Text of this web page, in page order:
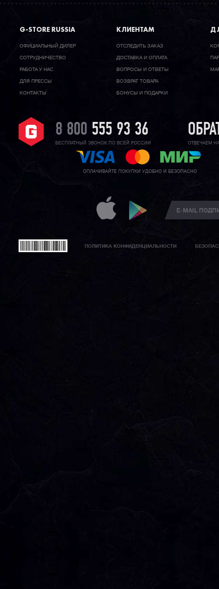
G-STORE RUSSIA
ОФИЦИАЛЬНЫЙ ДИЛЕР
CОТРУДНИЧЕСТВО
РАБОТА У НАС
ДЛЯ ПРЕССЫ
КОНТАКТЫ
КЛИЕНТАМ
ОТСЛЕДИТЬ ЗАКАЗ
ДОСТАВКА И ОПЛАТА
ВОПРОСЫ И ОТВЕТЫ
ВОЗВРАТ ТОВАРА
БОНУСЫ И ПОДАРКИ
8 800 555 93 36
БЕСПЛАТНЫЙ ЗВОНОК ПО ВСЕЙ РОССИИ ОТВЕЧАЕМ
ОПЛАЧИВАЙТЕ ПОКУПКИ УДОБНО И БЕЗОПАСНО
ПОЛИТИКА КОНФИДЕНЦИАЛЬНОСТИ